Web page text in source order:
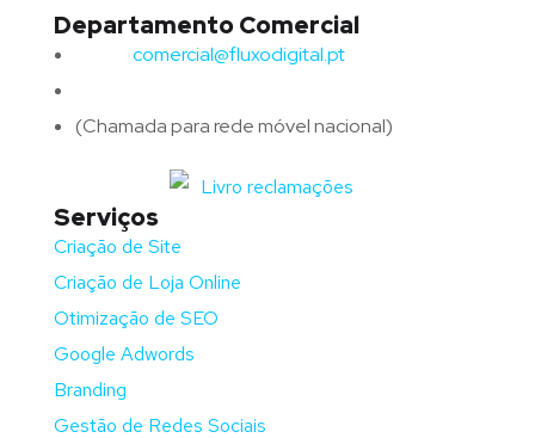
Departamento Comercial
comercial@fluxodigital.pt
(Chamada para rede móvel nacional)
Serviços
Criação de Site
Criação de Loja Online
Otimização de SEO
Google Adwords
Branding
Gestão de Redes Sociais